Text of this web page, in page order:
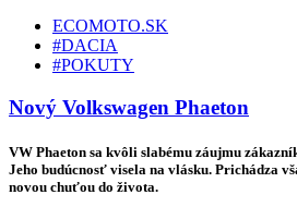
ECOMOTO.SK
#DACIA
#POKUTY
Nový Volkswagen Phaeton
VW Phaeton sa kvôli slabému záujmu
Jeho budúcnosť visela na vlásku. Prichádza
novou chuťou do života.